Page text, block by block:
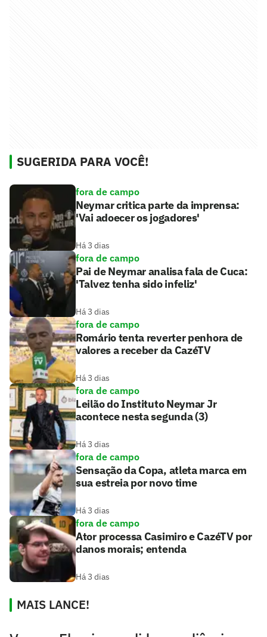
SUGERIDA PARA VOCÊ!
fora de campo
Neymar critica parte da imprensa:
'Vai adoecer os jogadores'
Há 3 dias
fora de campo
Pai de Neymar analisa fala de Cuca:
'Talvez tenha sido infeliz'
Há 3 dias
fora de campo
Romário tenta reverter penhora de
valores a receber da CazéTV
Há 3 dias
fora de campo
Leilão do Instituto Neymar Jr
acontece nesta segunda (3)
Há 3 dias
fora de campo
Sensação da Copa, atleta marca em
sua estreia por novo time
Há 3 dias
fora de campo
Ator processa Casimiro e CazéTV por
danos morais; entenda
Há 3 dias
MAIS LANCE!